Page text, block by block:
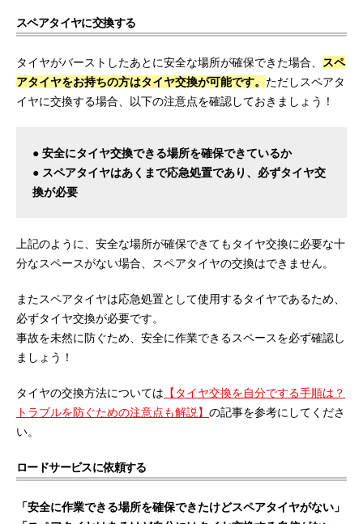
スペアタイヤに交換する
タイヤがバーストしたあとに安全な場所が確保できた場合、
スペ
アタイヤをお持ちの方はタイヤ交換が可能です。 ただしスペアタ
イヤに交換する場合、以下の注意点を確認しておきましょう！
● 安全にタイヤ交換できる場所を確保できているか
● スペアタイヤはあくまで応急処置であり、必ずタイヤ交
換が必要
上記のように、安全な場所が確保できてもタイヤ交換に必要な十
分なスペースがない場合、スペアタイヤの交換はできません。
またスペアタイヤは応急処置として使用するタイヤであるため、
必ずタイヤ交換が必要です。
事故を未然に防ぐため、安全に作業できるスペースを必ず確認し
ましょう！
タイヤの交換方法については 【タイヤ交換を自分でする手順は？
トラブルを防ぐための注意点も解説】 の記事を参考にしてくださ
い。
ロードサービスに依頼する
「安全に作業できる場所を確保できたけどスペアタイヤがない」